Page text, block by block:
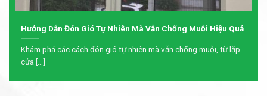
Hướng Dẫn Đón Gió Tự Nhiên Mà Vẫn Chống Muỗi Hiệu Quả
Khám phá các cách đón gió tự nhiên mà vẫn chống muỗi, từ lắp
cửa [...]